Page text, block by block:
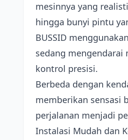
mesinnya yang
hingga bunyi pintu
BUSSID
sedang
kontrol presisi.
Berbeda dengan
memberikan sensasi
perjalanan menjadi
Instalasi Mudah dan